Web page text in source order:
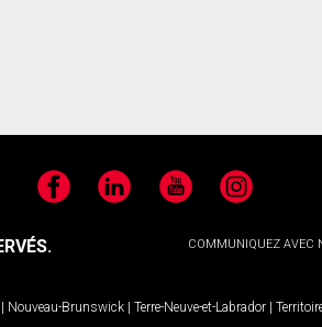
FacebookLinkedIn YouTubeInstagram
COMMUNIQUEZ AVEC
| Nouveau-Brunswick | Terre-Neuve-et-Labrador |